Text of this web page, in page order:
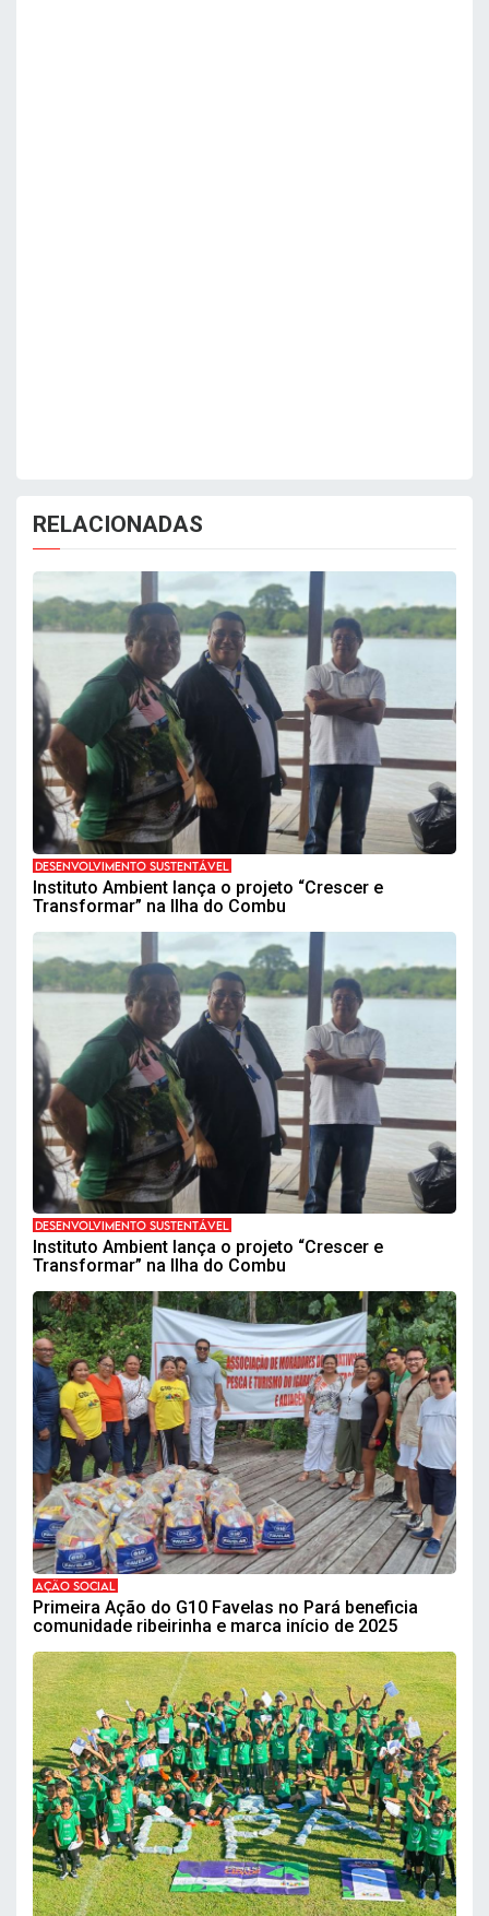
RELACIONADAS
DESENVOLVIMENTO SUSTENTÁVEL
Instituto Ambient lança o projeto “Crescer e
Transformar” na Ilha do Combu
DESENVOLVIMENTO SUSTENTÁVEL
Instituto Ambient lança o projeto “Crescer e
Transformar” na Ilha do Combu
AÇÃO SOCIAL
Primeira Ação do G10 Favelas no Pará beneficia
comunidade ribeirinha e marca início de 2025